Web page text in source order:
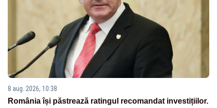
8 aug. 2026, 10:38
România își păstrează ratingul recomandat investițiilor.